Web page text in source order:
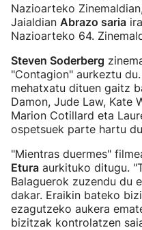
Nazioarteko
Jaialdian Abrazo saria
Nazioarteko 64.
Steven Soderberg
"Contagion" aurkeztu
mehatxatu dituen gaitz
Damon, Jude Law, Kate
Marion Cotillard eta
ospetsuek parte hartu
"Mientras duermes"
Etura aurkituko ditugu.
Balaguerok zuzendu du
dakar. Eraikin bateko
ezagutzeko aukera
bizitzak kontrolatzen